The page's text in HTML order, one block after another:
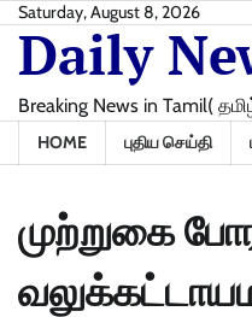
Skip
content
Saturday, August 8, 2026
Daily
Breaking News in Tamil(
HOME புதிய செய்தி
முற்றுகை